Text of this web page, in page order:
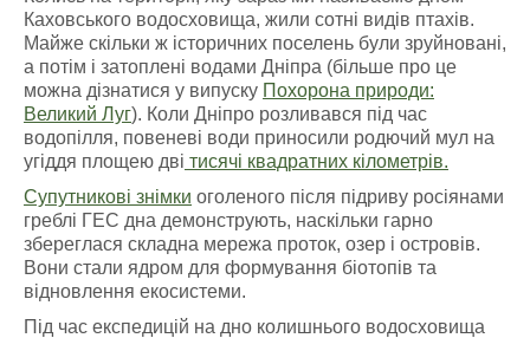
Каховського водосховища, жили сотні видів птахів.
Майже скільки ж історичних поселень були зруйновані,
а потім і затоплені водами Дніпра (більше про це
можна дізнатися у випуску Похорона природи:
Великий Луг). Коли Дніпро розливався під час
водопілля, повеневі води приносили родючий мул на
угіддя площею дві тисячі квадратних кілометрів.
Супутникові знімки оголеного після підриву росіянами
греблі ГЕС дна демонструють, наскільки гарно
збереглася складна мережа проток, озер і островів.
Вони стали ядром для формування біотопів та
відновлення екосистеми.
Під час експедицій на дно колишнього водосховища